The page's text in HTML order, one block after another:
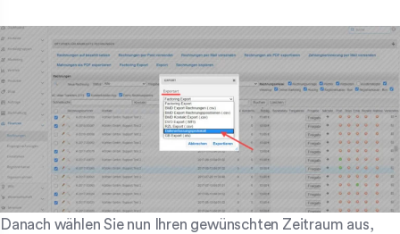
Danach wählen Sie nun Ihren gewünschten Zeitraum aus,